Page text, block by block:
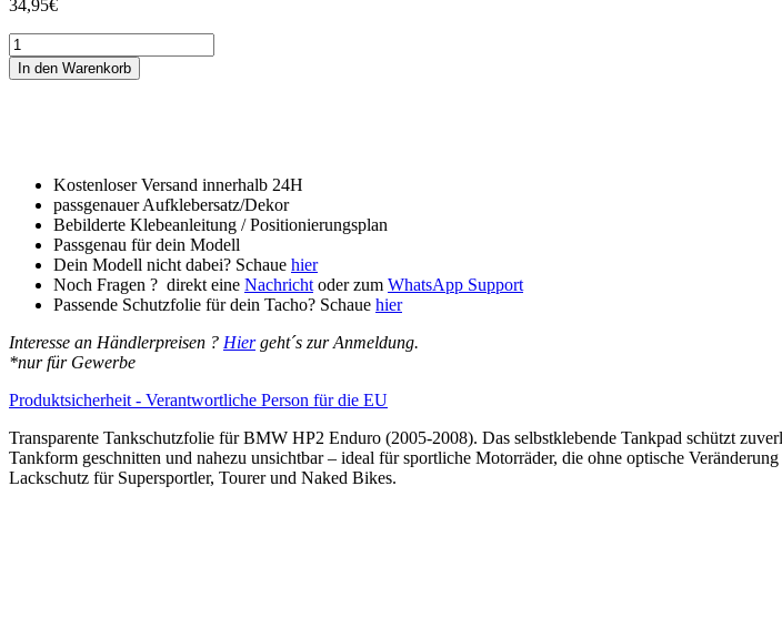
34,95€
Tankschutzfolie
Tankpad
passend
(2005-
2008)
Menge
In den Warenkorb
Kostenloser Versand innerhalb 24H
passgenauer Aufklebersatz/Dekor
Bebilderte Klebeanleitung / Positionierungsplan
Passgenau für dein Modell
Dein Modell nicht dabei? Schaue hier
Noch Fragen ? direkt eine Nachricht oder zum WhatsApp Support
Passende Schutzfolie für dein Tacho? Schaue hier
Interesse an Händlerpreisen ? Hiergeht´s zur Anmeldung.
*nur für Gewerbe
Produktsicherheit - Verantwortliche Person für die EU
Transparente Tankschutzfolie für BMW HP2 Enduro (2005-2008). Das selbstklebende Tankpad schützt
Tankform geschnitten und nahezu unsichtbar – ideal für sportliche Motorräder, die ohne optische
Lackschutz für Supersportler, Tourer und Naked Bikes.